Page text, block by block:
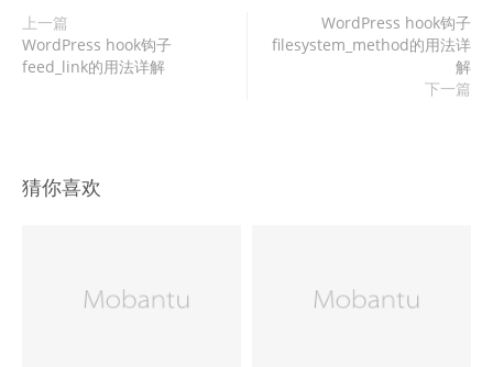
上一篇
WordPress hook钩子
feed_link的用法详解
WordPress hook钩子
filesystem_method的用法详
解
下一篇
猜你喜欢